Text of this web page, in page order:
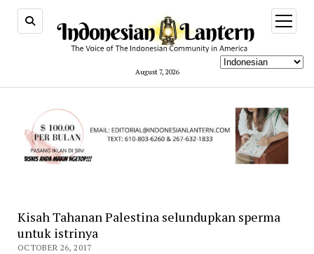
August 7, 2026
open
menu
Kisah Tahanan Palestina selundupkan sperma
untuk istrinya
OCTOBER 26, 2017